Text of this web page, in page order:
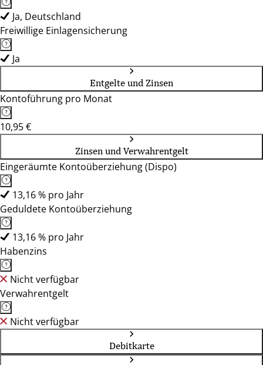
Ja, Deutschland
Freiwillige Einlagensicherung
Ja
Entgelte und Zinsen
Kontoführung pro Monat
10,95 €
Zinsen und Verwahrentgelt
Eingeräumte Kontoüberziehung (Dispo)
13,16 % pro Jahr
Geduldete Kontoüberziehung
13,16 % pro Jahr
Habenzins
Nicht verfügbar
Verwahrentgelt
Nicht verfügbar
Debitkarte